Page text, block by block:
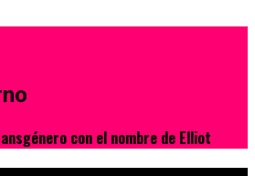
con el nombre de Elliot